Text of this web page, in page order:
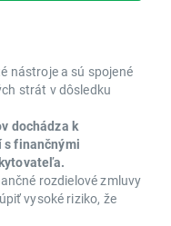
nástroje a sú spojené
strát v dôsledku
dochádza k
s finančnými
rozdielové zmluvy
vysoké riziko, že